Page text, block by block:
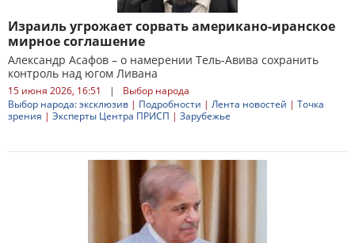
Израиль угрожает сорвать американо-иранское
мирное соглашение
Александр Асафов – о намерении Тель-Авива сохранить
контроль над югом Ливана
15 июня 2026, 16:51 |
Выбор народа
Выбор народа: эксклюзив | Подробности | Лента новостей | Точка
зрения | Эксперты Центра ПРИСП | Зарубежье